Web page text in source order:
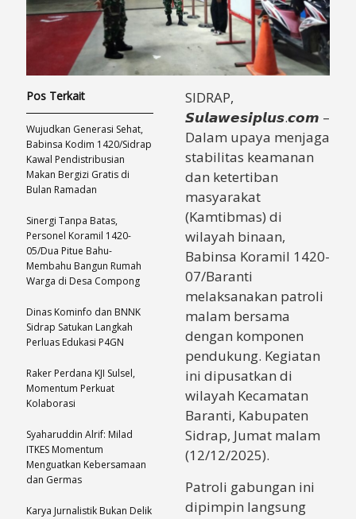
​SIDRAP,
𝙎𝙪𝙡𝙖𝙬𝙚𝙨𝙞𝙥𝙡𝙪𝙨.𝙘𝙤𝙢 –
Dalam upaya menjaga
stabilitas keamanan
dan ketertiban
masyarakat
(Kamtibmas) di
wilayah binaan,
Babinsa Koramil 1420-
07/Baranti
melaksanakan patroli
malam bersama
dengan komponen
pendukung. Kegiatan
ini dipusatkan di
wilayah Kecamatan
Baranti, Kabupaten
Sidrap, Jumat malam
(12/12/2025).
​Patroli gabungan ini
dipimpin langsung
Pos Terkait
Wujudkan Generasi Sehat,
Babinsa Kodim 1420/Sidrap
Kawal Pendistribusian
Makan Bergizi Gratis di
Bulan Ramadan
Sinergi Tanpa Batas,
Personel Koramil 1420-
05/Dua Pitue Bahu-
Membahu Bangun Rumah
Warga di Desa Compong
Dinas Kominfo dan BNNK
Sidrap Satukan Langkah
Perluas Edukasi P4GN
Raker Perdana KJI Sulsel,
Momentum Perkuat
Kolaborasi
Syaharuddin Alrif: Milad
ITKES Momentum
Menguatkan Kebersamaan
dan Germas
Karya Jurnalistik Bukan Delik